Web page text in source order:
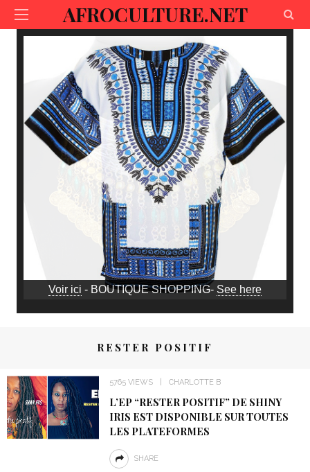
AFROCULTURE.NET
Voir ici - BOUTIQUE SHOPPING- See here
RESTER POSITIF
5765 VIEWS CHARLOTTE B
L’EP “RESTER POSITIF” DE SHINY
IRIS EST DISPONIBLE SUR TOUTES
LES PLATEFORMES
SHARE